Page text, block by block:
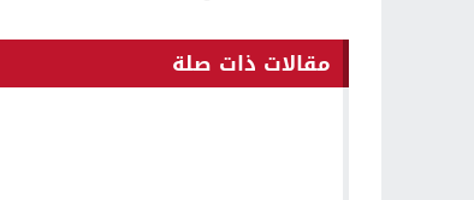
مقالات ذات صلة